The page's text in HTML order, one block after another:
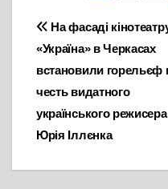
Навігація
записів
На фасаді
«Україна» в Черкасах
встановили горельєф
честь видатного
українського режисера
Юрія Іллєнка